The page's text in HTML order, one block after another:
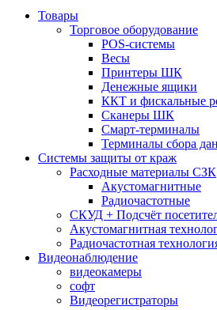
Товары
Торговое оборудование
POS-системы
Весы
Принтеры ШК
Денежные ящики
ККТ и фискальные
Сканеры ШК
Смарт-терминалы
Терминалы сбора
Системы защиты от краж
Расходные материалы СЗК
Акустомагнитные
Радиочастотные
СКУД + Подсчёт
Акустомагнитная
Радиочастотная
Видеонаблюдение
видеокамеры
софт
Видеорегистраторы